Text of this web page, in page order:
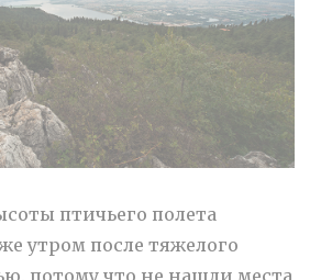
птичьего полета
утром после тяжелого